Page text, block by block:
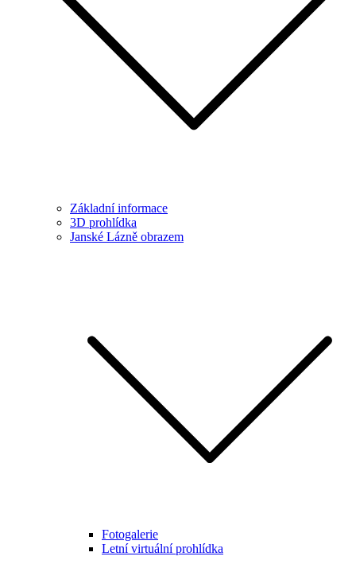
Základní informace
3D prohlídka
Janské Lázně obrazem
Fotogalerie
Letní virtuální prohlídka